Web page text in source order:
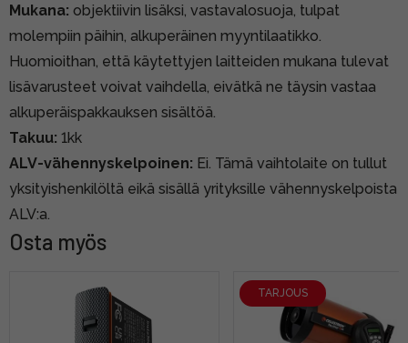
Mukana: objektiivin lisäksi, vastavalosuoja, tulpat
molempiin päihin, alkuperäinen myyntilaatikko.
Huomioithan, että käytettyjen laitteiden mukana tulevat
lisävarusteet voivat vaihdella, eivätkä ne täysin vastaa
alkuperäispakkauksen sisältöä.
Takuu: 1kk
ALV-vähennyskelpoinen: Ei. Tämä vaihtolaite on tullut
yksityishenkilöltä eikä sisällä yrityksille vähennyskelpoista
ALV:a.
Osta myös
TARJOUS